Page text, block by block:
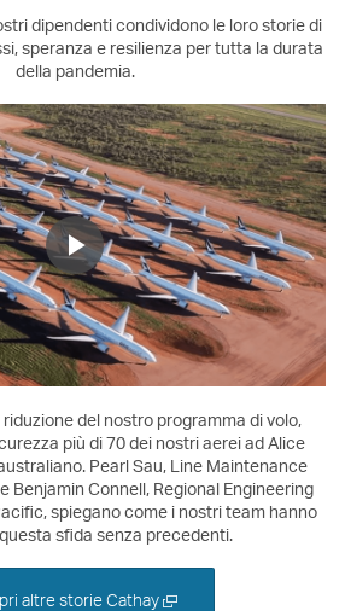
dipendenti condividono le loro storie di
speranza e resilienza per tutta la durata
della pandemia.
del nostro programma di volo,
più di 70 dei nostri aerei ad Alice
Pearl Sau, Line Maintenance
Benjamin Connell, Regional Engineering
spiegano come i nostri team hanno
sfida senza precedenti.
altre storie CathayApri